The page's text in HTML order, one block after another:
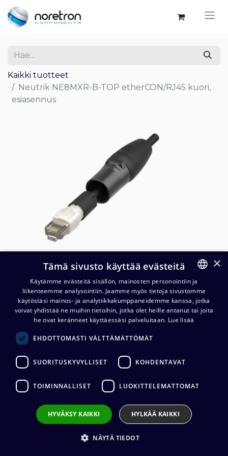
Kaikki tuotteet
Neutrik NE8MXR-B-TOP etherCON/RJ45 kuori,
esiasennus
Neutrik NE8MXR-B-TOP
etherCON/RJ45 kuori,
esiasennus
6,30 (alv. 0 %)
FINNISH
ENGLISH
×
Tämä sivusto käyttää evästeitä
Käytämme evästeitä sisällön, mainosten personointiin ja
liikenteemme analysointiin. Jaamme myös tietoja sivustomme
käytöstäsi mainos- ja analytiikkakumppaneidemme kanssa, jotka
voivat yhdistää ne muihin tietoihin, jotka olet heille antanut tai joita
he ovat keränneet käyttäessäsi palveluitaan. Lue lisää
EHDOTTOMASTI VÄLTTÄMÄTTÖMÄT
SUORITUSKYVYLLISET KOHDENTAVAT
TOIMINNALLISET LUOKITTELEMATTOMAT
HYVÄKSY KAIKKI HYLKÄÄ KAIKKI
NÄYTÄ TIEDOT